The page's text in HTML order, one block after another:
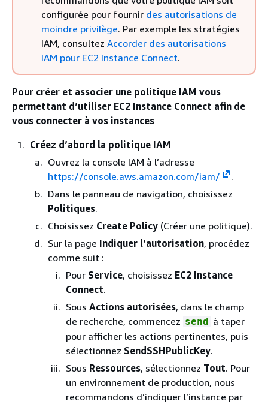
configurée pour fournir des autorisations de
moindre privilège. Par exemple les stratégies
IAM, consultez Accorder des autorisations
IAM pour EC2 Instance Connect.
Pour créer et associer une politique IAM vous
permettant d’utiliser EC2 Instance Connect afin de
vous connecter à vos instances
Créez d’abord la politique IAM
Ouvrez la console IAM à l’adresse
https://console.aws.amazon.com/iam/
.
Dans le panneau de navigation, choisissez
Politiques.
Choisissez Create Policy (Créer une politique).
Sur la page Indiquer l’autorisation, procédez
comme suit :
Pour Service, choisissez EC2 Instance
Connect.
Sous Actions autorisées, dans le champ
de recherche, commencez send à taper
pour afficher les actions pertinentes, puis
sélectionnez SendSSHPublicKey.
Sous Ressources, sélectionnez Tout. Pour
un environnement de production, nous
recommandons d’indiquer l’instance par